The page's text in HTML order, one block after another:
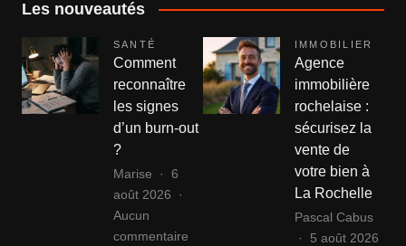
Les nouveautés
SANTÉ
Comment
reconnaître
les signes
d’un burn-out
?
Marise
6
août 2026
Aucun
commentairesur
IMMOBILIER
Agence
immobilière
rochelaise :
sécurisez la
vente de
votre bien à
La Rochelle
Pascal Cabus
5 août 2026